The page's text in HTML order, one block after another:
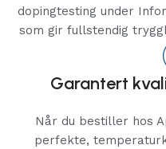
dopingtesting under
som gir fullstendig
Garantert
Når du bestiller hos
perfekte,